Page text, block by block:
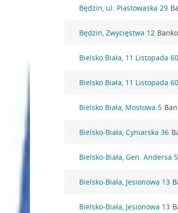
Będzin, ul. Piastowaska 29
Będzin, Zwycięstwa 12
Bielsko Biała, 11 Listopada
Bielsko Biała, 11 Listopada
Bielsko Biała, Mostowa 5
Bielsko-Biała, Cyniarska 36
Bielsko-Biała, Gen. Andersa
Bielsko-Biała, Jesionowa 13
Bielsko-Biała, Jesionowa 13